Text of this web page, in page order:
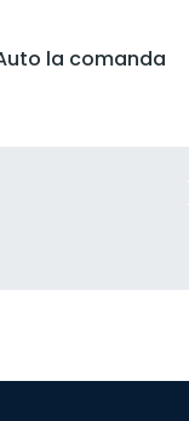
la comanda